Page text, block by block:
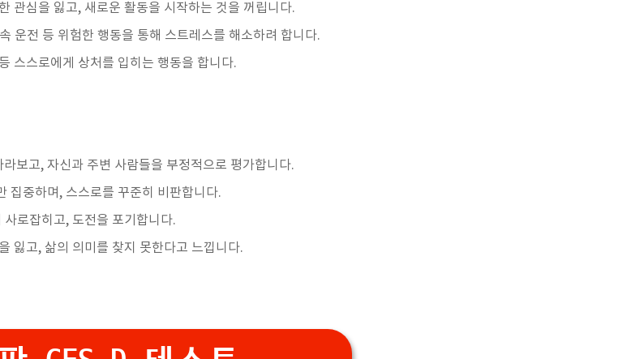
관심을 잃고, 새로운 활동을 시작하는 것을 꺼립니다.
운전 등 위험한 행동을 통해 스트레스를 해소하려 합니다.
스스로에게 상처를 입히는 행동을 합니다.
보고, 자신과 주변 사람들을 부정적으로 평가합니다.
집중하며, 스스로를 꾸준히 비판합니다.
로잡히고, 도전을 포기합니다.
잃고, 삶의 의미를 찾지 못한다고 느낍니다.